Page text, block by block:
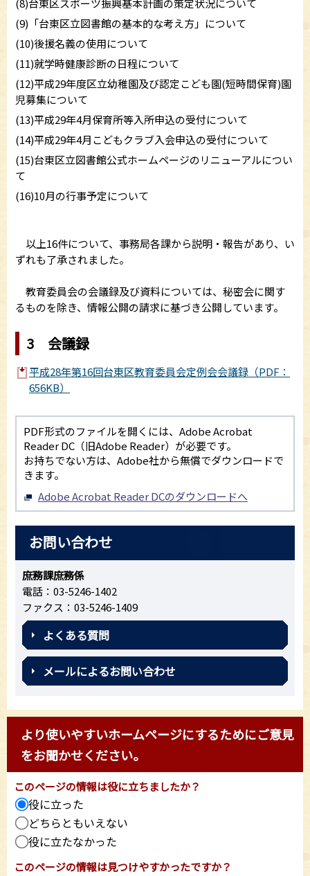
(9)「台東区立図書館の基本的な考え方」について
(10)後援名義の使用について
(11)就学時健康診断の日程について
(12)平成29年度区立幼稚園及び認定こども園(短時間保育)園
児募集について
(13)平成29年4月保育所等入所申込の受付について
(14)平成29年4月こどもクラブ入会申込の受付について
(15)台東区立図書館公式ホームページのリニューアルについ
て
(16)10月の行事予定について
以上16件について、事務局各課から説明・報告があり、い
ずれも了承されました。
教育委員会の会議録及び資料については、秘密会に関す
るものを除き、情報公開の請求に基づき公開しています。
3 会議録
平成28年第16回台東区教育委員会定例会会議録（PDF：
656KB）
PDF形式のファイルを開くには、Adobe Acrobat
Reader DC（旧Adobe Reader）が必要です。
お持ちでない方は、Adobe社から無償でダウンロードで
きます。
Adobe Acrobat Reader DCのダウンロードへ
お問い合わせ
庶務課庶務係
電話：03-5246-1402
ファクス：03-5246-1409
よくある質問
メールによるお問い合わせ
より使いやすいホームページにするためにご意見
をお聞かせください。
このページの情報は役に立ちましたか？
役に立った
どちらともいえない
役に立たなかった
このページの情報は見つけやすかったですか？